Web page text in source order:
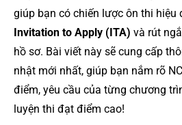
giúp bạn có chiến lược ôn thi hiệu
Invitation to Apply (ITA) và rút
hồ sơ. Bài viết này sẽ cung cấp
nhật mới nhất, giúp bạn nắm rõ
điểm, yêu cầu của từng chương
luyện thi đạt điểm cao!